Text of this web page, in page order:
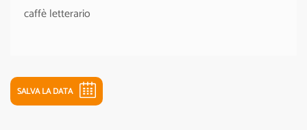
caffè letterario
SALVA LA DATA